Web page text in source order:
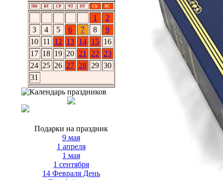
ПН ВТ СР ЧТ ПТ СБ ВС
1
2
3
4 5 6 7 8
9
10 11 12 13 14 15 16
17 18 19 20 21 22
23
24 25 26 27 28 29 30
31
Подарки на праздник
9 мая
1 апреля
1 мая
1 сентября
14 Февраля День